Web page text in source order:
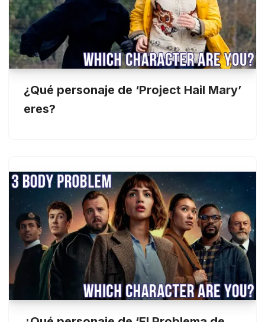
¿Qué personaje de ‘Project Hail Mary’
eres?